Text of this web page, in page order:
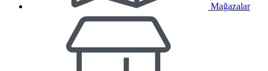
Mağazalar